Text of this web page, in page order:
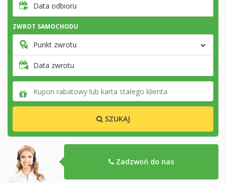
Data odbioru
ZWROT SAMOCHODU
Punkt zwrotu
Data zwrotu
SZUKAJ
Zadzwoń do nas